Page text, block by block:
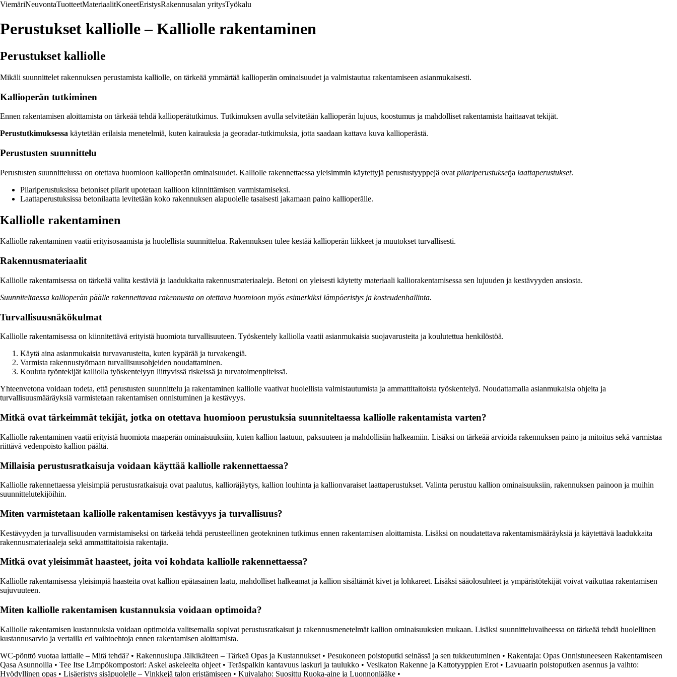
ViemäriNeuvontaTuotteetMateriaalitKoneetEristysRakennusalan yritysTyökalu
Perustukset kalliolle – Kalliolle rakentaminen
Perustukset kalliolle
Mikäli suunnittelet rakennuksen perustamista kalliolle, on tärkeää ymmärtää kallioperän ominaisuudet ja valmistautua rakentamiseen asianmukaisesti.
Kallioperän tutkiminen
Ennen rakentamisen aloittamista on tärkeää tehdä kallioperätutkimus. Tutkimuksen avulla selvitetään kallioperän lujuus, koostumus ja mahdolliset rakentamista haittaavat tekijät.
Perustutkimuksessa käytetään erilaisia menetelmiä, kuten kairauksia ja georadar-tutkimuksia, jotta saadaan kattava kuva kallioperästä.
Perustusten suunnittelu
Perustusten suunnittelussa on otettava huomioon kallioperän ominaisuudet. Kalliolle rakennettaessa yleisimmin käytettyjä perustustyyppejä ovat pilariperustuksetja laattaperustukset.
Pilariperustuksissa betoniset pilarit upotetaan kallioon kiinnittämisen varmistamiseksi.
Laattaperustuksissa betonilaatta levitetään koko rakennuksen alapuolelle tasaisesti jakamaan paino kallioperälle.
Kalliolle rakentaminen
Kalliolle rakentaminen vaatii erityisosaamista ja huolellista suunnittelua. Rakennuksen tulee kestää kallioperän liikkeet ja muutokset turvallisesti.
Rakennusmateriaalit
Kalliolle rakentamisessa on tärkeää valita kestäviä ja laadukkaita rakennusmateriaaleja. Betoni on yleisesti käytetty materiaali kalliorakentamisessa sen lujuuden ja kestävyyden ansiosta.
Suunniteltaessa kallioperän päälle rakennettavaa rakennusta on otettava huomioon myös esimerkiksi lämpöeristys ja kosteudenhallinta.
Turvallisuusnäkökulmat
Kalliolle rakentamisessa on kiinnitettävä erityistä huomiota turvallisuuteen. Työskentely kalliolla vaatii asianmukaisia suojavarusteita ja koulutettua henkilöstöä.
Käytä aina asianmukaisia turvavarusteita, kuten kypärää ja turvakengiä.
Varmista rakennustyömaan turvallisuusohjeiden noudattaminen.
Kouluta työntekijät kalliolla työskentelyyn liittyvissä riskeissä ja turvatoimenpiteissä.
Yhteenvetona voidaan todeta, että perustusten suunnittelu ja rakentaminen kalliolle vaativat huolellista valmistautumista ja ammattitaitoista työskentelyä. Noudattamalla asianmukaisia ohjeita ja
turvallisuusmääräyksiä varmistetaan rakentamisen onnistuminen ja kestävyys.
Mitkä ovat tärkeimmät tekijät, jotka on otettava huomioon perustuksia suunniteltaessa kalliolle rakentamista varten?
Kalliolle rakentaminen vaatii erityistä huomiota maaperän ominaisuuksiin, kuten kallion laatuun, paksuuteen ja mahdollisiin halkeamiin. Lisäksi on tärkeää arvioida rakennuksen paino ja mitoitus sekä varmistaa
riittävä vedenpoisto kallion päältä.
Millaisia perustusratkaisuja voidaan käyttää kalliolle rakennettaessa?
Kalliolle rakennettaessa yleisimpiä perustusratkaisuja ovat paalutus, kallioräjäytys, kallion louhinta ja kallionvaraiset laattaperustukset. Valinta perustuu kallion ominaisuuksiin, rakennuksen painoon ja muihin
suunnittelutekijöihin.
Miten varmistetaan kalliolle rakentamisen kestävyys ja turvallisuus?
Kestävyyden ja turvallisuuden varmistamiseksi on tärkeää tehdä perusteellinen geotekninen tutkimus ennen rakentamisen aloittamista. Lisäksi on noudatettava rakentamismääräyksiä ja käytettävä laadukkaita
rakennusmateriaaleja sekä ammattitaitoisia rakentajia.
Mitkä ovat yleisimmät haasteet, joita voi kohdata kalliolle rakennettaessa?
Kalliolle rakentamisessa yleisimpiä haasteita ovat kallion epätasainen laatu, mahdolliset halkeamat ja kallion sisältämät kivet ja lohkareet. Lisäksi sääolosuhteet ja ympäristötekijät voivat vaikuttaa rakentamisen
sujuvuuteen.
Miten kalliolle rakentamisen kustannuksia voidaan optimoida?
Kalliolle rakentamisen kustannuksia voidaan optimoida valitsemalla sopivat perustusratkaisut ja rakennusmenetelmät kallion ominaisuuksien mukaan. Lisäksi suunnitteluvaiheessa on tärkeää tehdä huolellinen
kustannusarvio ja vertailla eri vaihtoehtoja ennen rakentamisen aloittamista.
WC-pönttö vuotaa lattialle – Mitä tehdä? • Rakennuslupa Jälkikäteen – Tärkeä Opas ja Kustannukset • Pesukoneen poistoputki seinässä ja sen tukkeutuminen • Rakentaja: Opas Onnistuneeseen Rakentamiseen
Qasa Asunnoilla • Tee Itse Lämpökompostori: Askel askeleelta ohjeet • Teräspalkin kantavuus laskuri ja taulukko • Vesikaton Rakenne ja Kattotyyppien Erot • Lavuaarin poistoputken asennus ja vaihto:
Hyödyllinen opas • Lisäeristys sisäpuolelle – Vinkkejä talon eristämiseen • Kuivalaho: Suosittu Ruoka-aine ja Luonnonlääke •